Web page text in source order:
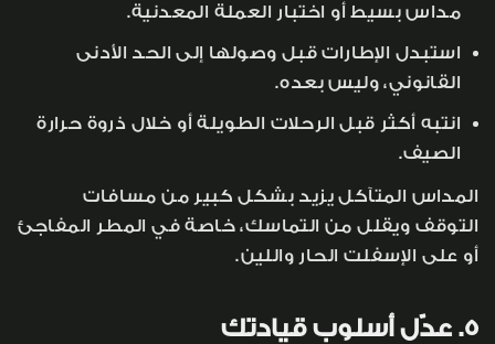
مداس بسيط أو اختبار العملة المعدنية.
استبدل الإطارات قبل وصولها إلى الحد الأدنى
القانوني، وليس بعده.
انتبه أكثر قبل الرحلات الطويلة أو خلال ذروة حرارة
الصيف.
المداس المتآكل يزيد بشكل كبير من مسافات
التوقف ويقلل من التماسك، خاصة في المطر المفاجئ
أو على الإسفلت الحار واللين.
5. عدّل أسلوب قيادتك